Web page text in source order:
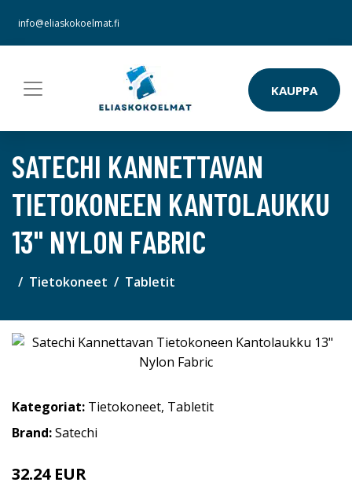
info@eliaskokoelmat.fi
KAUPPA
SATECHI KANNETTAVAN
TIETOKONEEN KANTOLAUKKU
13" NYLON FABRIC
Tietokoneet Tabletit
Kategoriat: Tietokoneet, Tabletit
Brand:Satechi
32.24 EUR